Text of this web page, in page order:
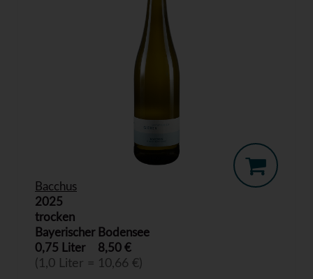
Bacchus
2025
trocken
Bayerischer Bodensee
0,75 Liter
8,50 €
(1,0 Liter = 10,66 €)